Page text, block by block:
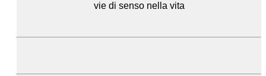
vie di senso nella vita